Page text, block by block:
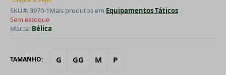
SKU#: 3970-1Mais produtos em Equipamentos Táticos
Sem estoque
Marca: Bélica
TAMANHO: G GG M P